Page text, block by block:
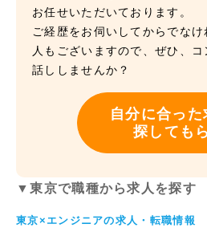
お任せいただいております。
ご経歴をお伺いしてからでな
人もございますので、ぜひ、
話ししませんか？
自分に合った
探しても
▼東京で職種から求人を探す
東京×エンジニアの求人・転職情報